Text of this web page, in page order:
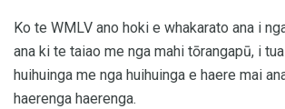
Ko te WMLV ano hoki e whakarato ana i
ana ki te taiao me nga mahi tōrangapū, i
huihuinga me nga huihuinga e haere mai
haerenga haerenga.